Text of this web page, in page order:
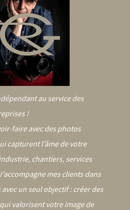
au service des
!
faire avec des photos
capturent l’âme de votre
chantiers, services
mes clients dans
un seul objectif : créer des
valorisent votre image de